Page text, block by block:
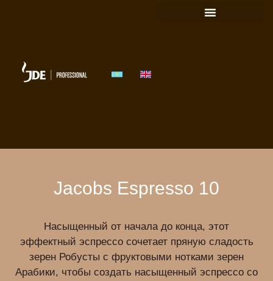
Jacobs Espresso 10
Насыщенный от начала до конца, этот
эффектный эспрессо сочетает пряную сладость
зерен Робусты с фруктовыми нотками зерен
Арабики, чтобы создать насыщенный эспрессо со